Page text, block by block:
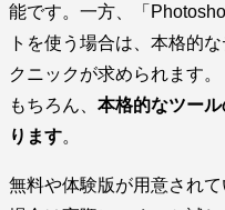
能です。一方、「
トを使う場合は、本格的
クニックが求められます。
もちろん、 本格的なツー
ります。
無料や体験版が用意され